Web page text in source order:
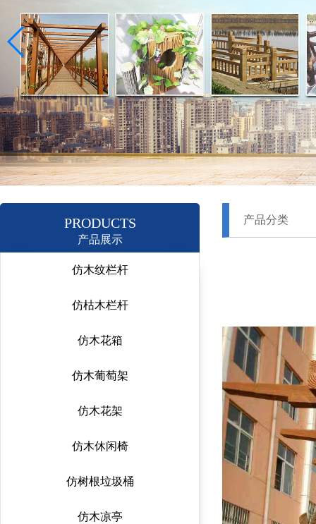
PRODUCTS
产品展示
仿木纹栏杆
仿枯木栏杆
仿木花箱
仿木葡萄架
仿木花架
仿木休闲椅
仿树根垃圾桶
仿木凉亭
产品分类